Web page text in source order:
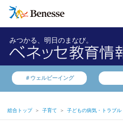
みつかる、明日のまなび。
＃ウェルビーイング
総合トップ ＞ 子育て ＞ 子どもの病気・トラブル